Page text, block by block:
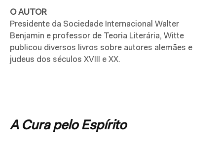
O AUTOR
Presidente da Sociedade Internacional Walter
Benjamin e professor de Teoria Literária, Witte
publicou diversos livros sobre autores alemães e
judeus dos séculos XVIII e XX.
A Cura pelo Espírito